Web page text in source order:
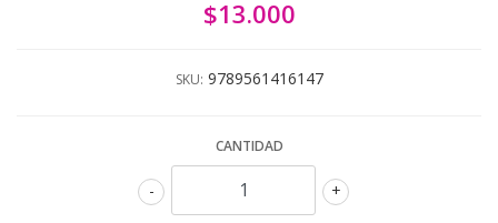
$13.000
SKU: 9789561416147
CANTIDAD
+
-